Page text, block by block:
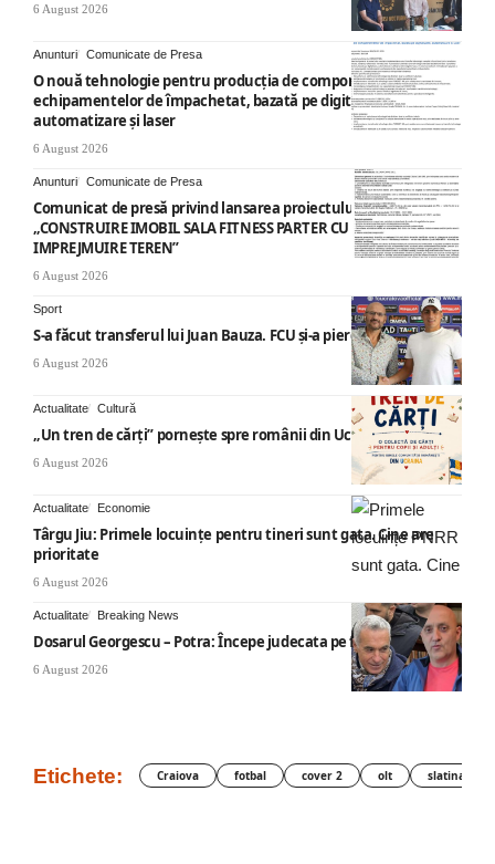
6 August 2026
Anunturi Comunicate de Presa
O nouă tehnologie pentru producția de componente ale
echipamentelor de împachetat, bazată pe digitalizare,
automatizare și laser
6 August 2026
Anunturi Comunicate de Presa
Comunicat de presă privind lansarea proiectului cu titlul
„CONSTRUIRE IMOBIL SALA FITNESS PARTER CU SUPANTA SI
IMPREJMUIRE TEREN”
6 August 2026
Sport
S-a făcut transferul lui Juan Bauza. FCU și-a pierdut vedeta
6 August 2026
Actualitate Cultură
„Un tren de cărți” pornește spre românii din Ucraina
6 August 2026
Actualitate Economie
Târgu Jiu: Primele locuințe pentru tineri sunt gata. Cine are
prioritate
6 August 2026
Actualitate Breaking News
Dosarul Georgescu – Potra: Începe judecata pe fond
6 August 2026
Etichete: Craiova fotbal cover 2 olt slatina